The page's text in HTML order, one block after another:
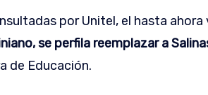
por Unitel, el hasta
se perfila reemplazar a
de Educación.